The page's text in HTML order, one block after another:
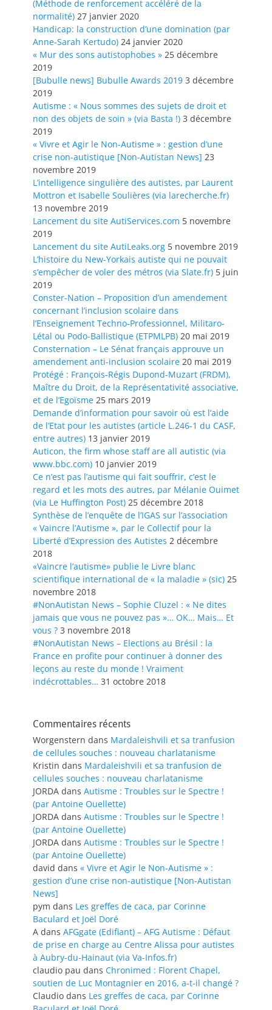
(Méthode de renforcement accéléré de la
normalité) 27 janvier 2020
Handicap: la construction d’une domination (par
Anne-Sarah Kertudo) 24 janvier 2020
« Mur des sons autistophobes » 25 décembre
2019
[Bubulle news] Bubulle Awards 2019 3 décembre
2019
Autisme : « Nous sommes des sujets de droit et
non des objets de soin » (via Basta !) 3 décembre
2019
« Vivre et Agir le Non-Autisme » : gestion d’une
crise non-autistique [Non-Autistan News] 23
novembre 2019
L’intelligence singulière des autistes, par Laurent
Mottron et Isabelle Soulières (via larecherche.fr)
13 novembre 2019
Lancement du site AutiServices.com 5 novembre
2019
Lancement du site AutiLeaks.org 5 novembre 2019
L’histoire du New-Yorkais autiste qui ne pouvait
s’empêcher de voler des métros (via Slate.fr) 5 juin
2019
Conster-Nation – Proposition d’un amendement
concernant l’inclusion scolaire dans
l’Enseignement Techno-Professionnel, Militaro-
Létal ou Podo-Ballistique (ETPMLPB) 20 mai 2019
Consternation – Le Sénat français approuve un
amendement anti-inclusion scolaire 20 mai 2019
Protégé : François-Régis Dupond-Muzart (FRDM),
Maître du Droit, de la Représentativité associative,
et de l’Egoïsme 25 mars 2019
Demande d’information pour savoir où est l’aide
de l’Etat pour les autistes (article L.246-1 du CASF,
entre autres) 13 janvier 2019
Auticon, the firm whose staff are all autistic (via
www.bbc.com) 10 janvier 2019
Ce n’est pas l’autisme qui fait souffrir, c’est le
regard et les mots des autres, par Mélanie Ouimet
(via Le Huffington Post) 25 décembre 2018
Synthèse de l’enquête de l’IGAS sur l’association
« Vaincre l’Autisme », par le Collectif pour la
Liberté d’Expression des Autistes 2 décembre
2018
«Vaincre l’autisme» publie le Livre blanc
scientifique international de « la maladie » (sic) 25
novembre 2018
#NonAutistan News – Sophie Cluzel : « Ne dites
jamais que vous ne pouvez pas »… OK… Mais… Et
vous ? 3 novembre 2018
#NonAutistan News – Elections au Brésil : la
France en profite pour continuer à donner des
leçons au reste du monde ! Vraiment
indécrottables… 31 octobre 2018
Commentaires récents
Worgenstern dans Mardaleishvili et sa tranfusion
de cellules souches : nouveau charlatanisme
Kristin dans Mardaleishvili et sa tranfusion de
cellules souches : nouveau charlatanisme
JORDA dans Autisme : Troubles sur le Spectre !
(par Antoine Ouellette)
JORDA dans Autisme : Troubles sur le Spectre !
(par Antoine Ouellette)
JORDA dans Autisme : Troubles sur le Spectre !
(par Antoine Ouellette)
david dans « Vivre et Agir le Non-Autisme » :
gestion d’une crise non-autistique [Non-Autistan
News]
pym dans Les greffes de caca, par Corinne
Baculard et Joël Doré
A dans AFGgate (Edifiant) – AFG Autisme : Défaut
de prise en charge au Centre Alissa pour autistes
à Aubry-du-Hainaut (via Va-Infos.fr)
claudio pau dans Chronimed : Florent Chapel,
soutien de Luc Montagnier en 2016, a-t-il changé ?
Claudio dans Les greffes de caca, par Corinne